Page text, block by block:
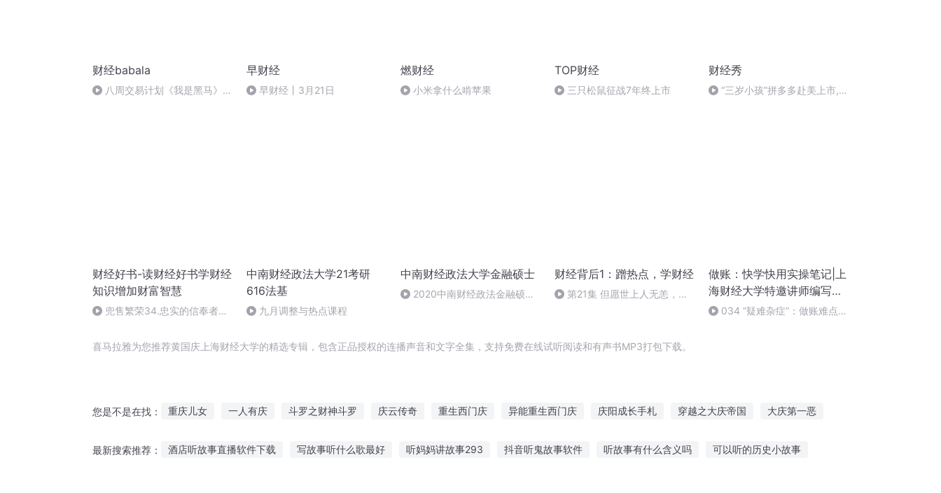
财经babala
八周交易计划《我是黑马》主
早财经
早财经丨3月21日
燃财经
小米拿什么啃苹果
TOP财经
三只松鼠征战7年终上市
财经秀
“三岁小孩”拼多多赴美上市,
财经好书-读财经好书学财经
知识增加财富智慧
兜售繁荣34.忠实的信奉者：
中南财经政法大学21考研
616法基
九月调整与热点课程
中南财经政法大学金融硕士
2020中南财经政法金融硕士
财经背后1：蹭热点，学财经
第21集 但愿世上人无恙，哪
做账：快学快用实操笔记|上
海财经大学特邀讲师编写的
财务手册
034 “疑难杂症”：做账难点
喜马拉雅为您推荐黄国庆上海财经大学的精选专辑，包含正品授权的连播声音和文字全集，支持免费在线试听阅读和有声书MP3打包下载。
您是不是在找： 重庆儿女 一人有庆 斗罗之财神斗罗 庆云传奇 重生西门庆 异能重生西门庆 庆阳成长手札 穿越之大庆帝国 大庆第一恶
最新搜索推荐： 酒店听故事直播软件下载 写故事听什么歌最好 听妈妈讲故事293 抖音听鬼故事软件 听故事有什么含义吗 可以听的历史小故事